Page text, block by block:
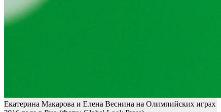
Екатерина Макарова и Елена Веснина на Олимпийских играх